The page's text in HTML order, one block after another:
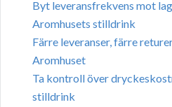
Byt leveransfrekvens mot
Aromhusets stilldrink
Färre leveranser, färre
Aromhuset
Ta kontroll över
stilldrink